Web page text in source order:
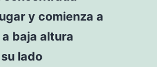
y comienza a
baja altura
lado